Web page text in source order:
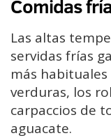
Comidas
Las altas
servidas frías
más
verduras, los
carpaccios de
aguacate.